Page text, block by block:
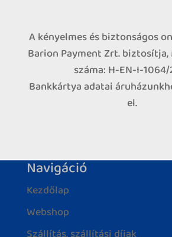
A kényelmes és biztonságos
Barion Payment Zrt. biztosítja,
száma: H-EN-I-1064/
Bankkártya adatai
el.
Navigáció
Kezdőlap
Webshop